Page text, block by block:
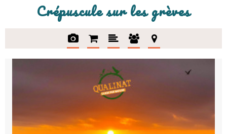
Crépuscule sur les grèves